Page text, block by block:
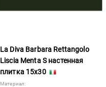
La Diva Barbara Rettangolo
Liscia Menta S настенная
плитка 15x30
Материал: